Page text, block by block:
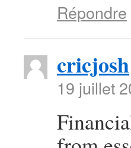
Répondre
cricjosh
19 juillet